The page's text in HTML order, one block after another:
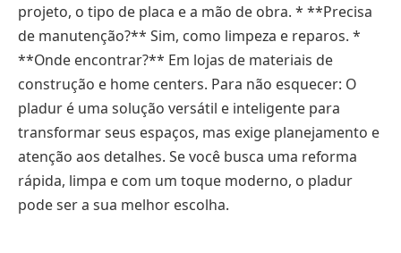
projeto, o tipo de placa e a mão de obra. * **Precisa
de manutenção?** Sim, como limpeza e reparos. *
**Onde encontrar?** Em lojas de materiais de
construção e home centers. Para não esquecer: O
pladur é uma solução versátil e inteligente para
transformar seus espaços, mas exige planejamento e
atenção aos detalhes. Se você busca uma reforma
rápida, limpa e com um toque moderno, o pladur
pode ser a sua melhor escolha.